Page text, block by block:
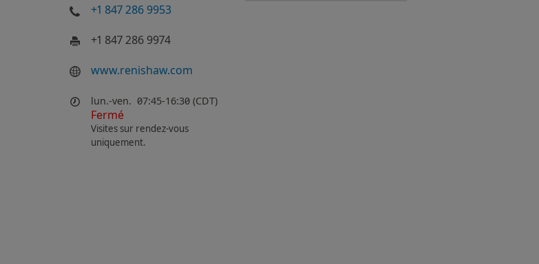
+1 847 286 9953
+1 847 286 9974
www.renishaw.com
lun.-ven. 07:45-16:30 (CDT)
Fermé
Visites sur rendez-vous
uniquement.